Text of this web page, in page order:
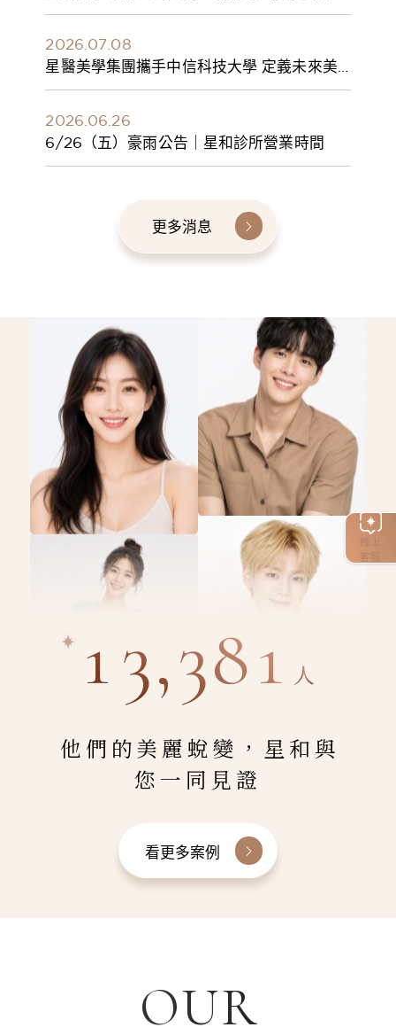
線上
客服
入劑」台灣獨家總代理
2026.07.08
星醫美學集團攜手中信科技大學 定義未來美
學人才新標準 建構健康美學產學共育模式 串
2026.06.26
6/26（五）豪雨公告｜星和診所營業時間
更多消息
13,381 人
他們的美麗蛻變，星和與
您一同見證
看更多案例
OUR